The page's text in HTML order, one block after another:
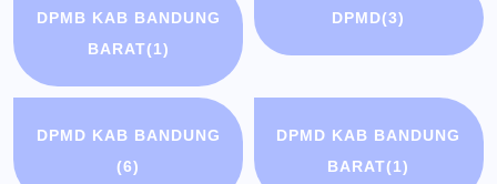
DPMB KAB BANDUNG
BARAT(1)
DPMD(3)
DPMD KAB BANDUNG
(6)
DPMD KAB BANDUNG
BARAT(1)